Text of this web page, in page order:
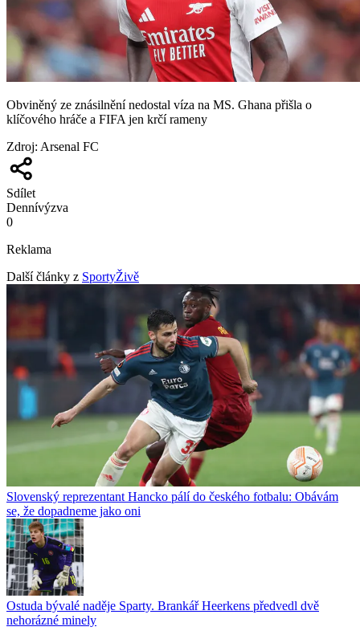
Obviněný ze znásilnění nedostal víza na MS. Ghana přišla o
klíčového hráče a FIFA jen krčí rameny
Zdroj: Arsenal FC
Sdílet
Dennívýzva
0
Reklama
Další články z SportyŽivě
Slovenský reprezentant Hancko pálí do českého fotbalu: Obávám
se, že dopadneme jako oni
Ostuda bývalé naděje Sparty. Brankář Heerkens předvedl dvě
nehorázné minely